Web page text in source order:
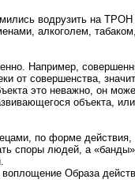
водрузить на
алкоголем,
Например,
от совершенства,
это неважно, он
объекта,
по форме
споры людей, а
Образа